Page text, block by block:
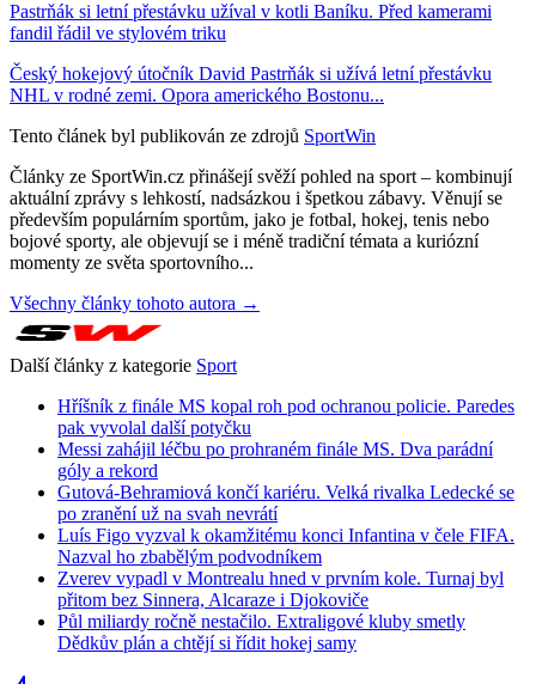
Pastrňák si letní přestávku užíval v kotli Baníku. Před kamerami
fandil řádil ve stylovém triku
Český hokejový útočník David Pastrňák si užívá letní přestávku
NHL v rodné zemi. Opora amerického Bostonu...
Tento článek byl publikován ze zdrojů SportWin
Články ze SportWin.cz přinášejí svěží pohled na sport – kombinují
aktuální zprávy s lehkostí, nadsázkou i špetkou zábavy. Věnují se
především populárním sportům, jako je fotbal, hokej, tenis nebo
bojové sporty, ale objevují se i méně tradiční témata a kuriózní
momenty ze světa sportovního...
Všechny články tohoto autora →
Další články z kategorie Sport
Hříšník z finále MS kopal roh pod ochranou policie. Paredes
pak vyvolal další potyčku
Messi zahájil léčbu po prohraném finále MS. Dva parádní
góly a rekord
Gutová-Behramiová končí kariéru. Velká rivalka Ledecké se
po zranění už na svah nevrátí
Luís Figo vyzval k okamžitému konci Infantina v čele FIFA.
Nazval ho zbabělým podvodníkem
Zverev vypadl v Montrealu hned v prvním kole. Turnaj byl
přitom bez Sinnera, Alcaraze i Djokoviče
Půl miliardy ročně nestačilo. Extraligové kluby smetly
Dědkův plán a chtějí si řídit hokej samy